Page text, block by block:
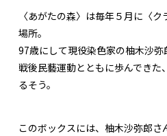
〈あがたの森〉は毎年５月に〈
場所。
97歳にして現役染色家の柚木沙弥
戦後民藝運動とともに歩んできた
るそう。
このボックスには、柚木沙弥郎さ